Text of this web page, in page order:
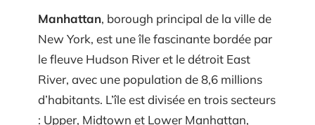
Manhattan, borough principal de la ville de
New York, est une île fascinante bordée par
le fleuve Hudson River et le détroit East
River, avec une population de 8,6 millions
d’habitants. L’île est divisée en trois secteurs
: Upper, Midtown et Lower Manhattan,